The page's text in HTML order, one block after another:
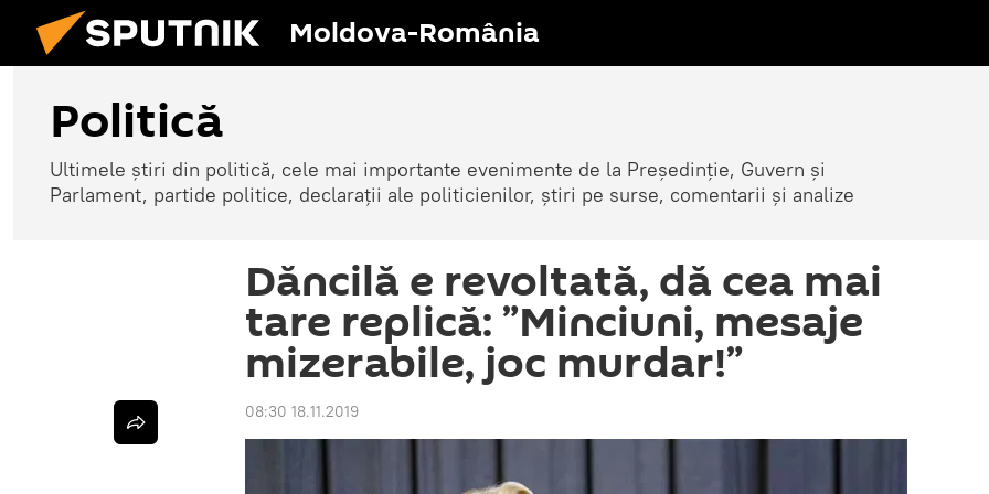
Moldova-România
Politică
Ultimele știri din politică, cele mai importante evenimente de la Președinție, Guvern și
Parlament, partide politice, declarații ale politicienilor, știri pe surse, comentarii și analize
Dăncilă e revoltată, dă cea mai
tare replică: ”Minciuni, mesaje
mizerabile, joc murdar!”
08:30 18.11.2019